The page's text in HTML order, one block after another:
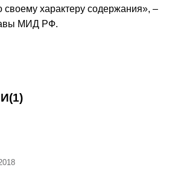
своему характеру содержания», –
МИД РФ.
(1)